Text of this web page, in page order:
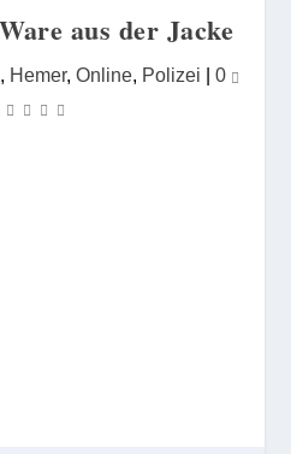
aus der Jacke
, Hemer, Online, Polizei | 0